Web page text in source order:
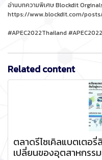
อ่านบทความพิเศษ Blockdit
https://www.blockdit.com/
#APEC2022Thailand
Related content
ตลาดรีไซเคิลแบตเตอ
เปลี่ยนของอุตสาหกรร